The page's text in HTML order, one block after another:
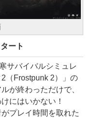
ート
サバイバルシミュレ
（Frostpunk 2）」の
が終わっただけで、
けにはいかない！
プレイ時間を取れた